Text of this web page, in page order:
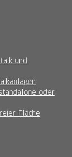
und
oder
Fläche